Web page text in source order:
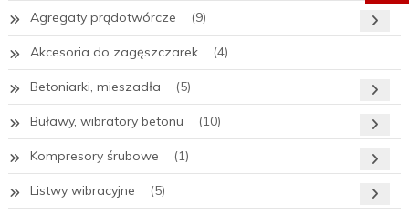
Agregaty prądotwórcze (9)
Akcesoria do zagęszczarek (4)
Betoniarki, mieszadła (5)
Buławy, wibratory betonu (10)
Kompresory śrubowe (1)
Listwy wibracyjne (5)